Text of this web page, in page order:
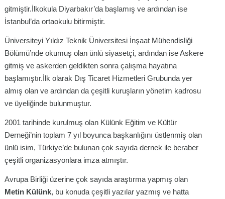
gitmiştir.İlkokula Diyarbakır’da başlamış ve ardından ise
İstanbul’da ortaokulu bitirmiştir.
Üniversiteyi Yıldız Teknik Üniversitesi İnşaat Mühendisliği
Bölümü’nde okumuş olan ünlü siyasetçi, ardından ise Askere
gitmiş ve askerden geldikten sonra çalışma hayatına
başlamıştır.İlk olarak Dış Ticaret Hizmetleri Grubunda yer
almış olan ve ardından da çeşitli kuruşların yönetim kadrosu
ve üyeliğinde bulunmuştur.
2001 tarihinde kurulmuş olan Külünk Eğitim ve Kültür
Derneği’nin toplam 7 yıl boyunca başkanlığını üstlenmiş olan
ünlü isim, Türkiye’de bulunan çok sayıda dernek ile beraber
çeşitli organizasyonlara imza atmıştır.
Avrupa Birliği üzerine çok sayıda araştırma yapmış olan
Metin Külünk, bu konuda çeşitli yazılar yazmış ve hatta